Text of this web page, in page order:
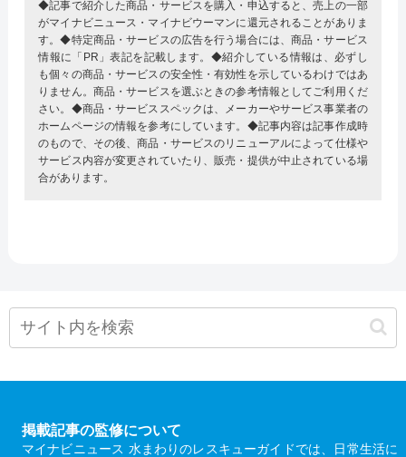
◆記事で紹介した商品・サービスを購入・申込すると、売上の一部
がマイナビニュース・マイナビウーマンに還元されることがありま
す。◆特定商品・サービスの広告を行う場合には、商品・サービス
情報に「PR」表記を記載します。◆紹介している情報は、必ずし
も個々の商品・サービスの安全性・有効性を示しているわけではあ
りません。商品・サービスを選ぶときの参考情報としてご利用くだ
さい。◆商品・サービススペックは、メーカーやサービス事業者の
ホームページの情報を参考にしています。◆記事内容は記事作成時
のもので、その後、商品・サービスのリニューアルによって仕様や
サービス内容が変更されていたり、販売・提供が中止されている場
合があります。
掲載記事の監修について
マイナビニュース 水まわりのレスキューガイドでは、日常生活に